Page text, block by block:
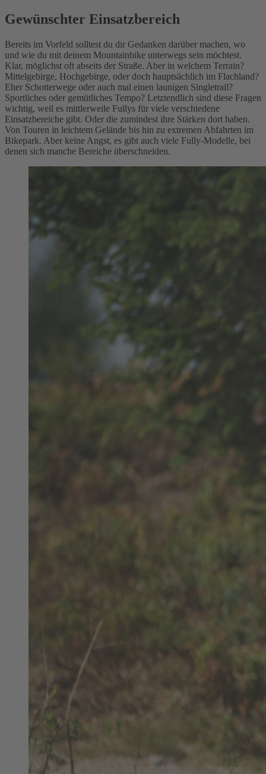
Gewünschter Einsatzbereich
Bereits im Vorfeld solltest du dir Gedanken darüber machen, wo
und wie du mit deinem Mountainbike unterwegs sein möchtest.
Klar, möglichst oft abseits der Straße. Aber in welchem Terrain?
Mittelgebirge, Hochgebirge, oder doch hauptsächlich im Flachland?
Eher Schotterwege oder auch mal einen launigen Singletrail?
Sportliches oder gemütliches Tempo? Letztendlich sind diese Fragen
wichtig, weil es mittlerweile Fullys für viele verschiedene
Einsatzbereiche gibt. Oder die zumindest ihre Stärken dort haben.
Von Touren in leichtem Gelände bis hin zu extremen Abfahrten im
Bikepark. Aber keine Angst, es gibt auch viele Fully-Modelle, bei
denen sich manche Bereiche überschneiden.